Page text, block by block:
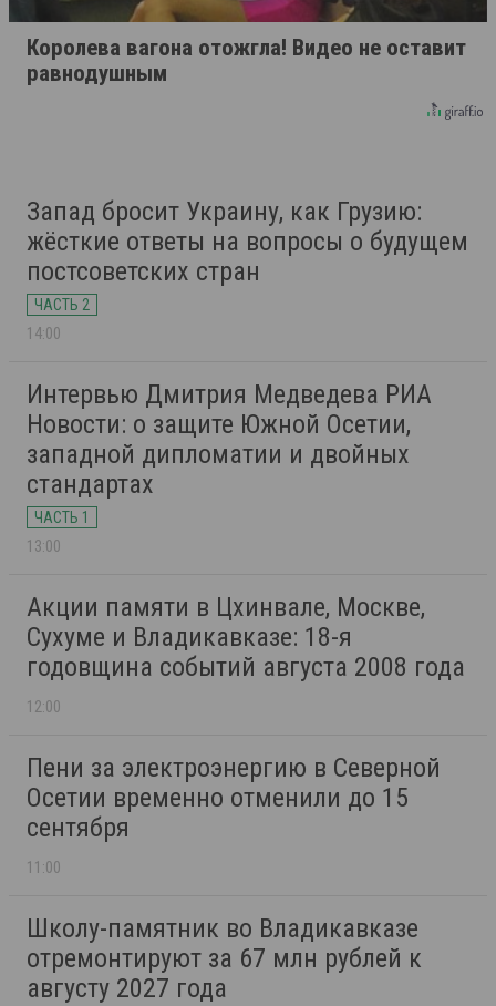
Королева вагона отожгла! Видео не оставит
равнодушным
Запад бросит Украину, как Грузию:
жёсткие ответы на вопросы о будущем
постсоветских стран
ЧАСТЬ 2
14:00
Интервью Дмитрия Медведева РИА
Новости: о защите Южной Осетии,
западной дипломатии и двойных
стандартах
ЧАСТЬ 1
13:00
Акции памяти в Цхинвале, Москве,
Сухуме и Владикавказе: 18-я
годовщина событий августа 2008 года
12:00
Пени за электроэнергию в Северной
Осетии временно отменили до 15
сентября
11:00
Школу-памятник во Владикавказе
отремонтируют за 67 млн рублей к
августу 2027 года